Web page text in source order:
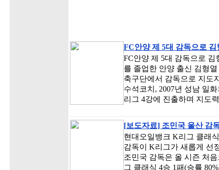
FC안양 제 5대 감독으로
FC안양 제 5대 감독으로
를 졸업한 안양 출신 김형
축구단에서 감독으로 지도
수석코치, 2007년 성남 일
리그 4강에 진출하며 지도
[보도자료] 조민국 울산 감
현대오일뱅크 K리그 클래
감독이 K리그가 새롭게 선
조민국 감독은 올 시즌 처
그 클래식 4승 1패(승률